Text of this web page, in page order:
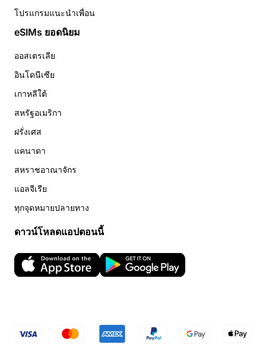
โปรแกรมแนะนำเพื่อน
eSIMs ยอดนิยม
ออสเตรเลีย
อินโดนีเซีย
เกาหลีใต้
สหรัฐอเมริกา
ฝรั่งเศส
แคนาดา
สหราชอาณาจักร
แอลจีเรีย
ทุกจุดหมายปลายทาง
ดาวน์โหลดแอปตอนนี้